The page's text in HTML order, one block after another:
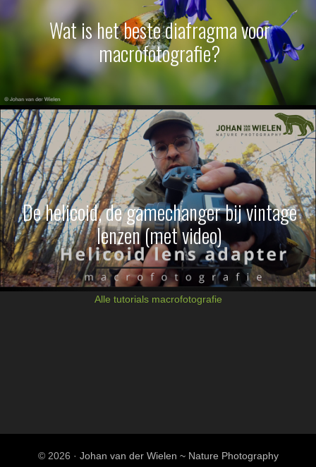
Wat is het beste diafragma voor
macrofotografie?
De helicoid, de gamechanger bij vintage
lenzen (met video)
Alle tutorials macrofotografie
© 2026 · Johan van der Wielen ~ Nature Photography